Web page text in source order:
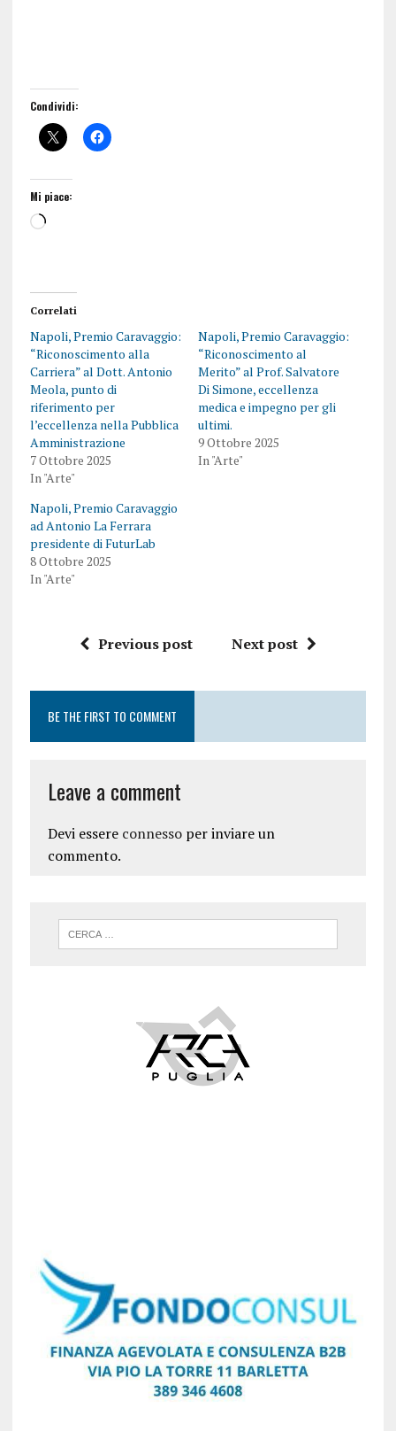
Condividi:
Mi piace:
Correlati
Napoli, Premio Caravaggio:
“Riconoscimento alla
Carriera” al Dott. Antonio
Meola, punto di
riferimento per
l’eccellenza nella Pubblica
Amministrazione
7 Ottobre 2025
In "Arte"
Napoli, Premio Caravaggio:
“Riconoscimento al
Merito” al Prof. Salvatore
Di Simone, eccellenza
medica e impegno per gli
ultimi.
9 Ottobre 2025
In "Arte"
Napoli, Premio Caravaggio
ad Antonio La Ferrara
presidente di FuturLab
8 Ottobre 2025
In "Arte"
Previous post Next post
BE THE FIRST TO COMMENT
Leave a comment
Devi essere connessoper inviare un
commento.